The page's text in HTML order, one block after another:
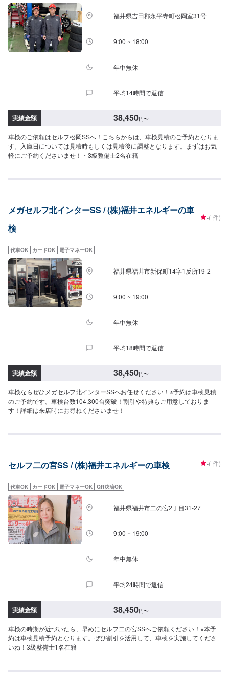
福井県吉田郡永平寺町松岡室31号
9:00 ~ 18:00
年中無休
平均14時間で返信
実績金額 38,450円〜
車検のご依頼はセルフ松岡SSへ！こちらからは、車検見積のご予約となりま
す。入庫日については見積時もしくは見積後に調整となります。まずはお気
軽にご予約くださいませ！・3級整備士2名在籍
メガセルフ北インターSS / (株)福井エネルギーの車
検
-(-件)
代車OK カードOK 電子マネーOK
福井県福井市新保町14字1反所19-2
9:00 ~ 19:00
年中無休
平均18時間で返信
実績金額 38,450円〜
車検ならぜひメガセルフ北インターSSへお任せください！※予約は車検見積
のご予約です。車検台数104,300台突破！割引や特典もご用意しておりま
す！詳細は来店時にお尋ねくださいませ！
セルフ二の宮SS / (株)福井エネルギーの車検 -(-件)
代車OK カードOK 電子マネーOK QR決済OK
福井県福井市二の宮2丁目31-27
9:00 ~ 19:00
年中無休
平均24時間で返信
実績金額 38,450円〜
車検の時期が近づいたら、早めにセルフ二の宮SSへご依頼ください！※本予
約は車検見積予約となります。ぜひ割引を活用して、車検を実施してくださ
いね！3級整備士1名在籍